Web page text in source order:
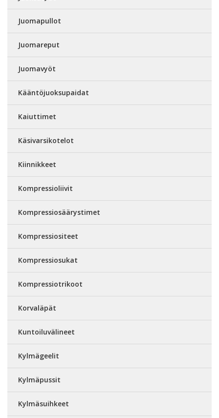
Juomapullot
Juomareput
Juomavyöt
Kääntöjuoksupaidat
Kaiuttimet
Käsivarsikotelot
Kiinnikkeet
Kompressioliivit
Kompressiosäärystimet
Kompressiositeet
Kompressiosukat
Kompressiotrikoot
Korvaläpät
Kuntoiluvälineet
Kylmägeelit
Kylmäpussit
Kylmäsuihkeet